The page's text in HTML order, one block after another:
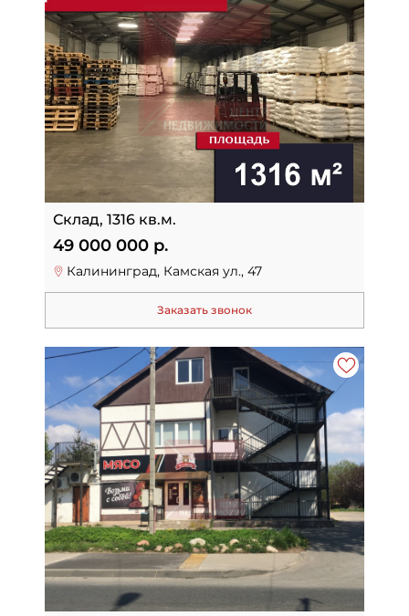
Склад, 1316 кв.м.
49 000 000 р.
Калининград, Камская ул., 47
Заказать звонок